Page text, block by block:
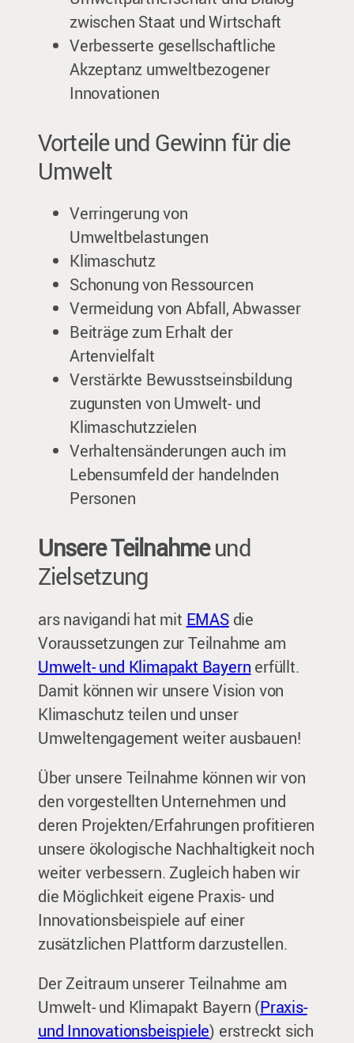
zwischen Staat und Wirtschaft
Verbesserte gesellschaftliche
Akzeptanz umweltbezogener
Innovationen
Vorteile und Gewinn für die
Umwelt
Verringerung von
Umweltbelastungen
Klimaschutz
Schonung von Ressourcen
Vermeidung von Abfall, Abwasser
Beiträge zum Erhalt der
Artenvielfalt
Verstärkte Bewusstseinsbildung
zugunsten von Umwelt- und
Klimaschutzzielen
Verhaltensänderungen auch im
Lebensumfeld der handelnden
Personen
Unsere Teilnahmeund
Zielsetzung
ars navigandi hat mit EMASdie
Voraussetzungen zur Teilnahme am
Umwelt- und Klimapakt Bayern erfüllt.
Damit können wir unsere Vision von
Klimaschutz teilen und unser
Umweltengagement weiter ausbauen!
Über unsere Teilnahme können wir von
den vorgestellten Unternehmen und
deren Projekten/Erfahrungen profitieren
unsere ökologische Nachhaltigkeit noch
weiter verbessern. Zugleich haben wir
die Möglichkeit eigene Praxis- und
Innovationsbeispiele auf einer
zusätzlichen Plattform darzustellen.
Der Zeitraum unserer Teilnahme am
Umwelt- und Klimapakt Bayern (Praxis-
und Innovationsbeispiele) erstreckt sich